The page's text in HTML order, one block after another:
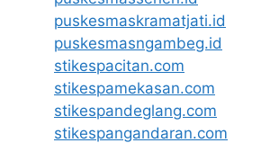
puskesmaskramatjati.id
puskesmasngambeg.id
stikespacitan.com
stikespamekasan.com
stikespandeglang.com
stikespangandaran.com